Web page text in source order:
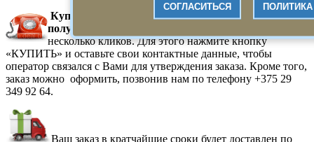
Купить Ножи ТОНАР к ледобуру Hellios HS-130
полукруглые​​​​​​​
несколько кликов. Для этого нажмите кнопку
«КУПИТЬ» и оставьте свои контактные данные, чтобы
оператор связался с Вами для утверждения заказа. Кроме того,
заказ можно оформить, позвонив нам по телефону +375 29
349 92 64.
Ваш заказ в кратчайшие сроки будет доставлен по
СОГЛАСИТЬСЯ